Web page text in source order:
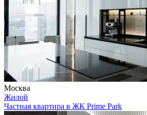
Москва
Жилой
Частная квартира в ЖК Prime Park